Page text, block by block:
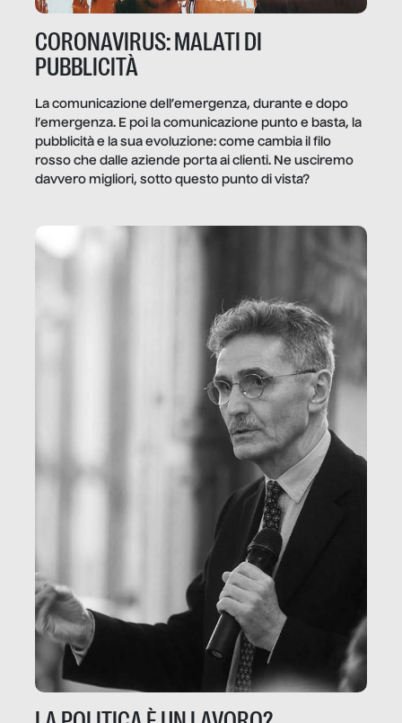
CORONAVIRUS: MALATI DI
PUBBLICITÀ
La comunicazione dell’emergenza, durante e dopo
l’emergenza. E poi la comunicazione punto e basta, la
pubblicità e la sua evoluzione: come cambia il filo
rosso che dalle aziende porta ai clienti. Ne usciremo
davvero migliori, sotto questo punto di vista?